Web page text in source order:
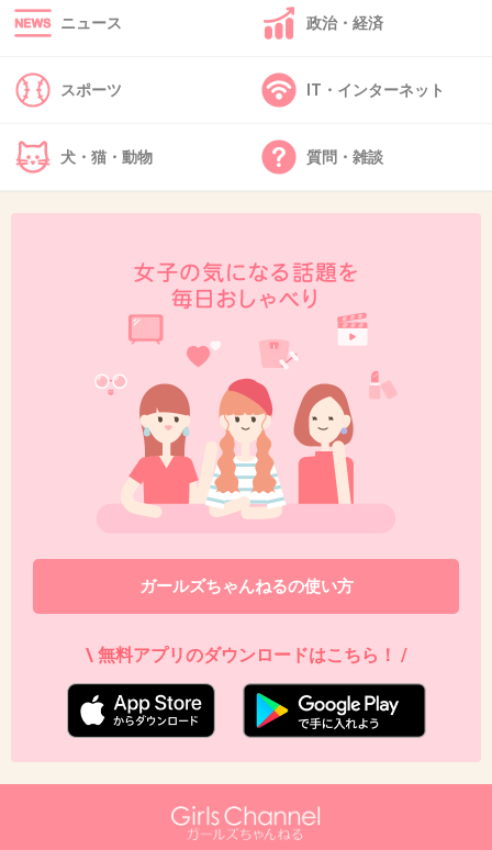
46. 匿名 2022/12/07(水) 16:09:57
あのときの富澤さんタイプすぎて
47. 匿名2022/12/07(水) 16:10:33
2022/12/07(水) 16:13:21
かまいたちのトトロ見てないのネタ。お客さん
の反応によっては最後違う、マルチエンディン
+31
たい。
ニュース 政治・経済
スポーツ IT・インターネット
犬・猫・動物 質問・雑談
ガールズちゃんねるの使い方
\ 無料アプリのダウンロードはこちら！ /